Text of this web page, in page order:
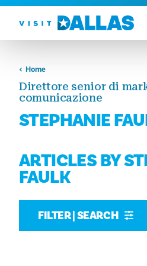
Vai al contenuto
Home
Direttore senior di
comunicazione
STEPHANIE
ARTICLES BY
FAULK
FILTER | SEARCH